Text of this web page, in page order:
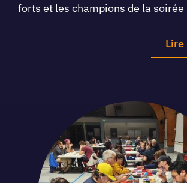
forts et les champions de la soirée
Lire